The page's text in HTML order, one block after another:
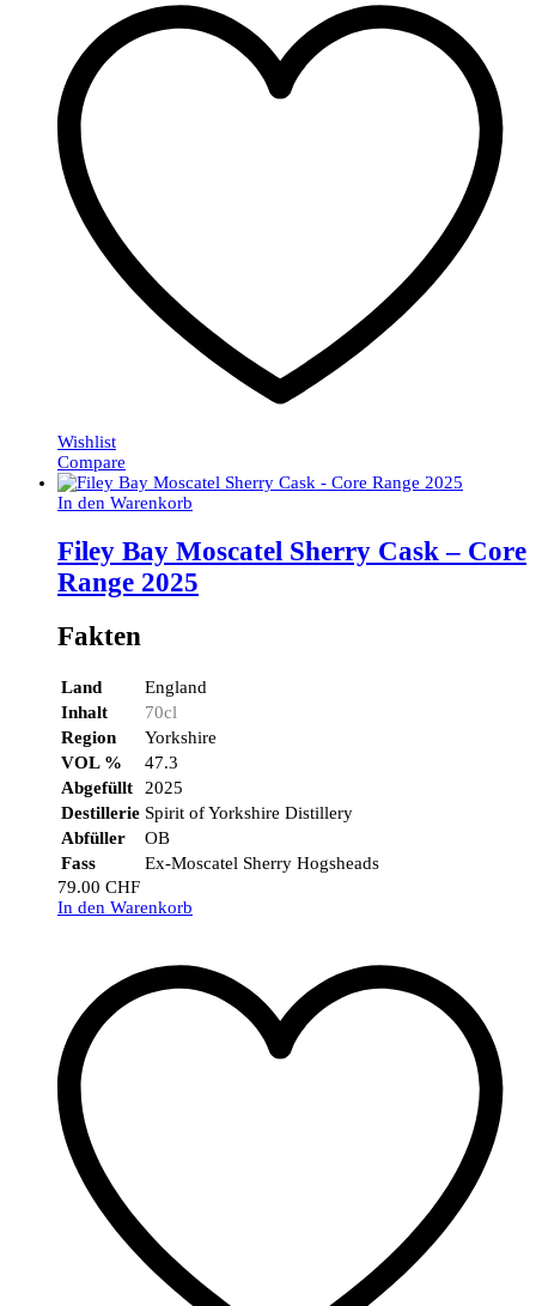
Wishlist
Compare
In den Warenkorb
Filey Bay Moscatel Sherry Cask – Core
Range 2025
Fakten
Land
England
Inhalt
70cl
Region
Yorkshire
VOL %
47.3
Abgefüllt
2025
Destillerie Spirit of Yorkshire Distillery
Abfüller
OB
Fass
Ex-Moscatel Sherry Hogsheads
79.00 CHF
In den Warenkorb